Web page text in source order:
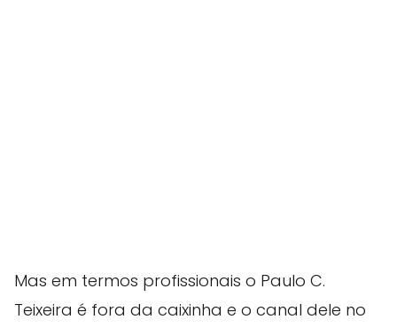
Mas em termos profissionais o Paulo C.
Teixeira é fora da caixinha e o canal dele no